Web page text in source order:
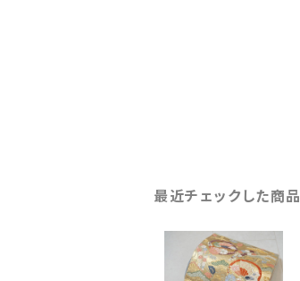
最近チェックした商品